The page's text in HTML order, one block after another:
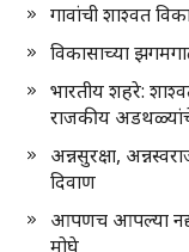
गावांची शाश्वत
विकासाच्या
भारतीय शहरे:
राजकीय अडथळ्यांचे
अन्नसुरक्षा,
दिवाण
आपणच आपल्या
मोघे